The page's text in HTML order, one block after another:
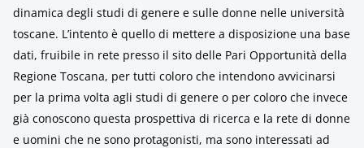
dinamica degli studi di genere e sulle donne nelle università
toscane. L’intento è quello di mettere a disposizione una base
dati, fruibile in rete presso il sito delle Pari Opportunità della
Regione Toscana, per tutti coloro che intendono avvicinarsi
per la prima volta agli studi di genere o per coloro che invece
già conoscono questa prospettiva di ricerca e la rete di donne
e uomini che ne sono protagonisti, ma sono interessati ad